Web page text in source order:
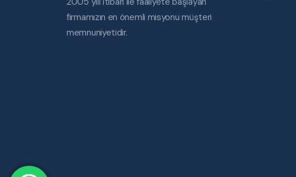
firmamızın en önemli misyonu müşteri
memnuniyetidir.